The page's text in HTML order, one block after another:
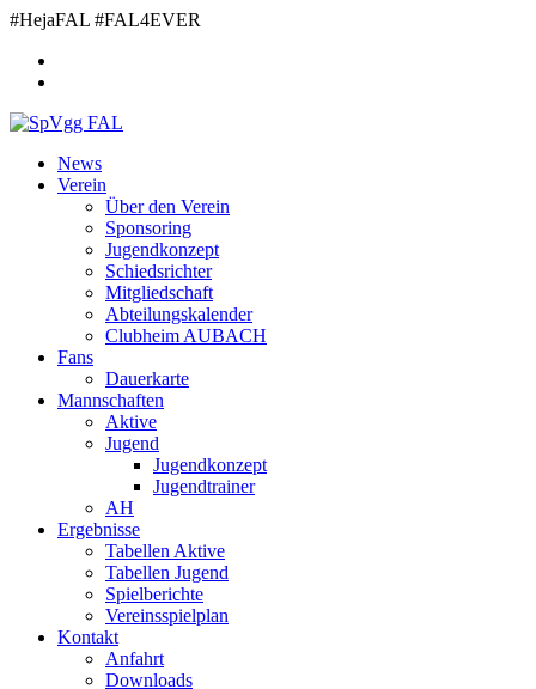
Zum
springen
#HejaFAL #FAL4EVER
News
Verein
Über den Verein
Sponsoring
Jugendkonzept
Schiedsrichter
Mitgliedschaft
Abteilungskalender
Clubheim AUBACH
Fans
Dauerkarte
Mannschaften
Aktive
Jugend
Jugendkonzept
Jugendtrainer
AH
Ergebnisse
Tabellen Aktive
Tabellen Jugend
Spielberichte
Vereinsspielplan
Kontakt
Anfahrt
Downloads